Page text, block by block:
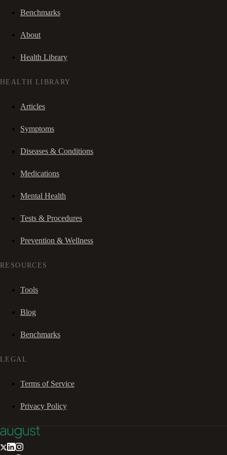
Benchmarks
About
Health Library
HEALTH LIBRARY
Articles
Symptoms
Diseases & Conditions
Medications
Mental Health
Tests & Procedures
Prevention & Wellness
RESOURCES
Tools
Blog
Benchmarks
LEGAL
Terms of Service
Privacy Policy